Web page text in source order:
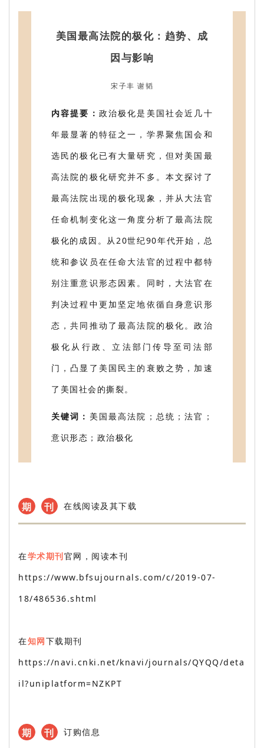
美国最高法院的极化：趋势、成
因与影响
宋子丰 谢韬
内容提要： 政治极化是美国社会近几十
年最显著的特征之一，学界聚焦国会和
选民的极化已有大量研究，但对美国最
高法院的极化研究并不多。本文探讨了
最高法院出现的极化现象，并从大法官
任命机制变化这一角度分析了最高法院
极化的成因。从20世纪90年代开始，总
统和参议员在任命大法官的过程中都特
别注重意识形态因素。同时，大法官在
判决过程中更加坚定地依循自身意识形
态，共同推动了最高法院的极化。政治
极化从行政、立法部门传导至司法部
门，凸显了美国民主的衰败之势，加速
了美国社会的撕裂。
关键词： 美国最高法院；总统；法官；
意识形态；政治极化
期 刊 在线阅读及其下载
在学术期刊官网，阅读本刊
https://www.bfsujournals.com/c/2019-07-
18/486536.shtml
在知网下载期刊
https://navi.cnki.net/knavi/journals/QYQQ/deta
il?uniplatform=NZKPT
期 刊 订购信息